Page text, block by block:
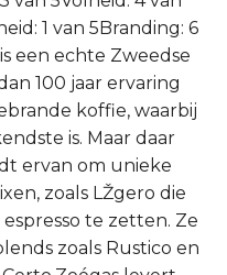
1 van 5Branding: 6
een echte Zweedse
100 jaar ervaring
koffie, waarbij
is. Maar daar
ervan om unieke
zoals LŽgero die
te zetten. Ze
zoals Rustico en